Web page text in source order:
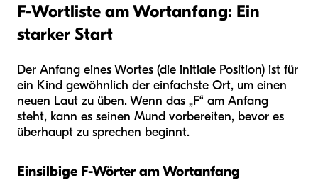
F-Wortliste am Wortanfang: Ein
starker Start
Der Anfang eines Wortes (die initiale Position) ist für
ein Kind gewöhnlich der einfachste Ort, um einen
neuen Laut zu üben. Wenn das „F“ am Anfang
steht, kann es seinen Mund vorbereiten, bevor es
überhaupt zu sprechen beginnt.
Einsilbige F-Wörter am Wortanfang